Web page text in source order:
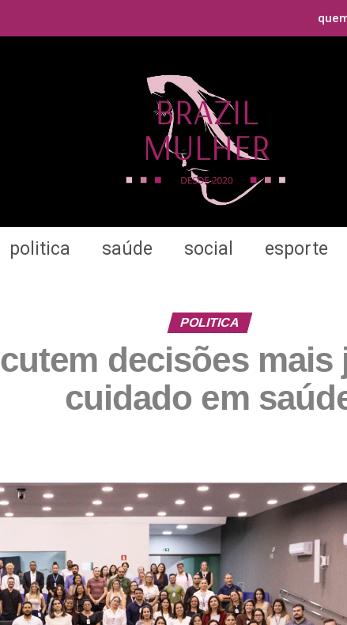
politica saúde social esporte
POLITICA
decisões mais
cuidado em